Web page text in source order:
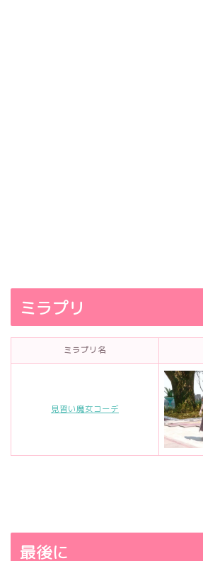
ミラプリ
ミラプリ名
見習い魔女コーデ
最後に